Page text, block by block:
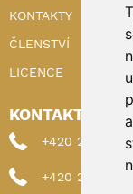
KONTAKTY
ČLENSTVÍ
LICENCE
KONTAKTY
+420 222 898
+420 222 898